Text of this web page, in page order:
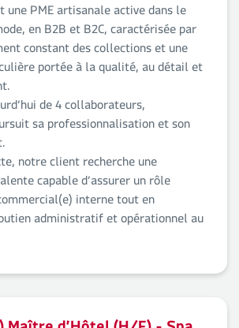
PME artisanale active dans le
en B2B et B2C, caractérisée par
constant des collections et une
portée à la qualité, au détail et
de 4 collaborateurs,
sa professionnalisation et son
notre client recherche une
capable d’assurer un rôle
interne tout en
administratif et opérationnel au